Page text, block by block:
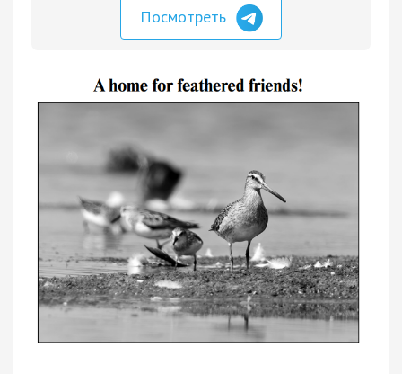
Посмотреть